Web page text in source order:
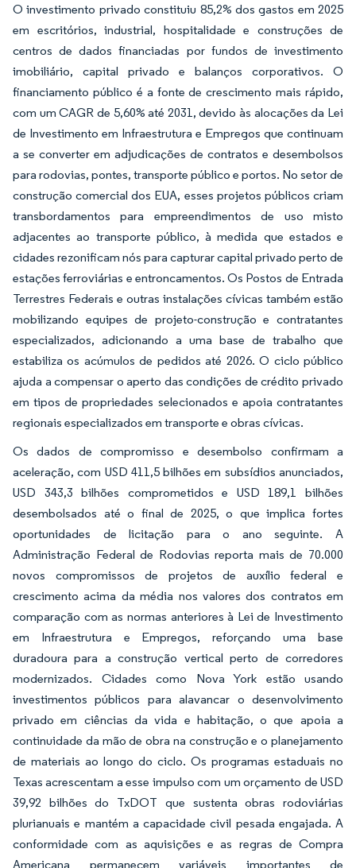
O investimento privado constituiu 85,2% dos gastos em 2025
em escritórios, industrial, hospitalidade e construções de
centros de dados financiadas por fundos de investimento
imobiliário, capital privado e balanços corporativos. O
financiamento público é a fonte de crescimento mais rápido,
com um CAGR de 5,60% até 2031, devido às alocações da Lei
de Investimento em Infraestrutura e Empregos que continuam
a se converter em adjudicações de contratos e desembolsos
para rodovias, pontes, transporte público e portos. No setor de
construção comercial dos EUA, esses projetos públicos criam
transbordamentos para empreendimentos de uso misto
adjacentes ao transporte público, à medida que estados e
cidades rezonificam nós para capturar capital privado perto de
estações ferroviárias e entroncamentos. Os Postos de Entrada
Terrestres Federais e outras instalações cívicas também estão
mobilizando equipes de projeto-construção e contratantes
especializados, adicionando a uma base de trabalho que
estabiliza os acúmulos de pedidos até 2026. O ciclo público
ajuda a compensar o aperto das condições de crédito privado
em tipos de propriedades selecionados e apoia contratantes
regionais especializados em transporte e obras cívicas.
Os dados de compromisso e desembolso confirmam a
aceleração, com USD 411,5 bilhões em subsídios anunciados,
USD 343,3 bilhões comprometidos e USD 189,1 bilhões
desembolsados até o final de 2025, o que implica fortes
oportunidades de licitação para o ano seguinte. A
Administração Federal de Rodovias reporta mais de 70.000
novos compromissos de projetos de auxílio federal e
crescimento acima da média nos valores dos contratos em
comparação com as normas anteriores à Lei de Investimento
em Infraestrutura e Empregos, reforçando uma base
duradoura para a construção vertical perto de corredores
modernizados. Cidades como Nova York estão usando
investimentos públicos para alavancar o desenvolvimento
privado em ciências da vida e habitação, o que apoia a
continuidade da mão de obra na construção e o planejamento
de materiais ao longo do ciclo. Os programas estaduais no
Texas acrescentam a esse impulso com um orçamento de USD
39,92 bilhões do TxDOT que sustenta obras rodoviárias
plurianuais e mantém a capacidade civil pesada engajada. A
conformidade com as aquisições e as regras de Compra
Americana permanecem variáveis importantes de